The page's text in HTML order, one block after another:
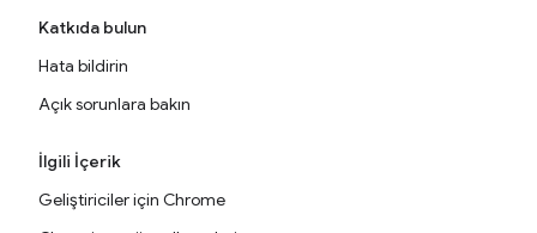
Katkıda bulun
Hata bildirin
Açık sorunlara bakın
İlgili İçerik
Geliştiriciler için Chrome